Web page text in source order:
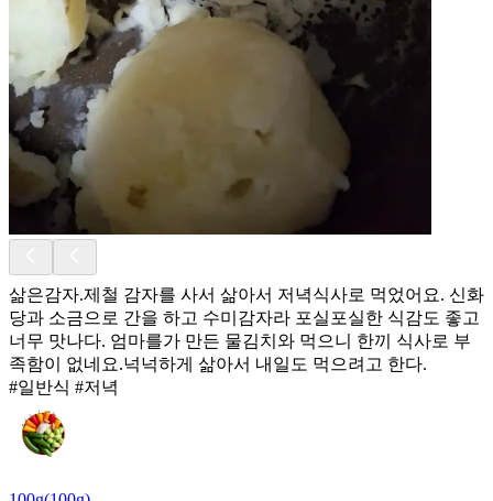
삶은감자.제철 감자를 사서 삶아서 저녁식사로 먹었어요. 신화
당과 소금으로 간을 하고 수미감자라 포실포실한 식감도 좋고
너무 맛나다. 엄마를가 만든 물김치와 먹으니 한끼 식사로 부
족함이 없네요.넉넉하게 삶아서 내일도 먹으려고 한다.
#일반식 #저녁